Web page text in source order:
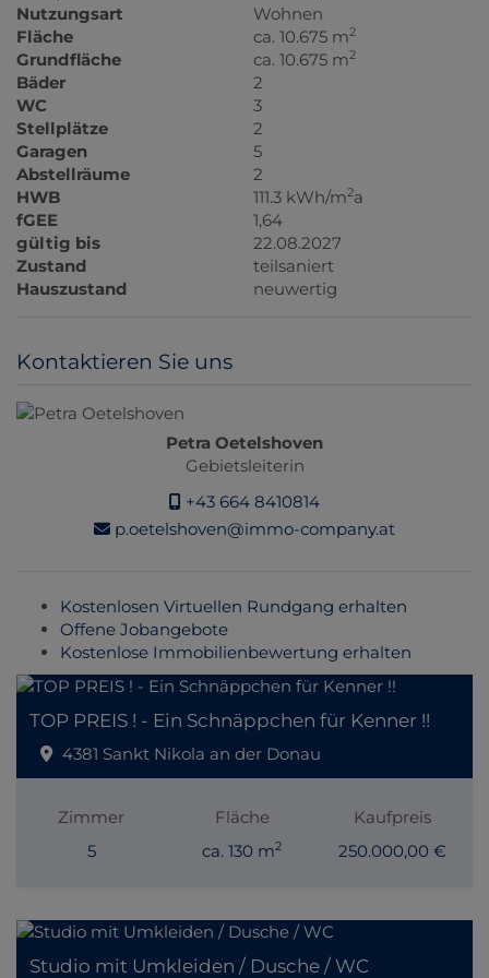
Nutzungsart
Wohnen
Fläche
ca. 10.675 m2
Grundfläche ca. 10.675 m2
Bäder
2
WC
3
Stellplätze
2
Garagen
5
Abstellräume
2
HWB
111.3 kWh/m2a
fGEE
1,64
gültig bis
22.08.2027
Zustand
teilsaniert
Hauszustand
neuwertig
Kontaktieren Sie uns
Petra Oetelshoven
Gebietsleiterin
+43 664 8410814
p.oetelshoven@immo-company.at
Kostenlosen Virtuellen Rundgang erhalten
Offene Jobangebote
Kostenlose Immobilienbewertung erhalten
TOP PREIS ! - Ein Schnäppchen für Kenner !!
4381 Sankt Nikola an der Donau
Zimmer
5
Fläche
ca. 130 m2
Kaufpreis
250.000,00 €
Studio mit Umkleiden / Dusche / WC